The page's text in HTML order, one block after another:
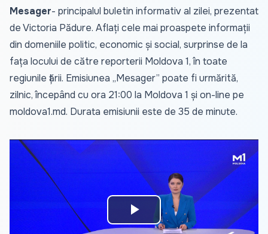
Mesager- principalul buletin informativ al zilei, prezentat
de Victoria Pădure. Aflați cele mai proaspete informații
din domeniile politic, economic și social, surprinse de la
fața locului de către reporterii Moldova 1, în toate
regiunile țării. Emisiunea „Mesager” poate fi urmărită,
zilnic, începând cu ora 21:00 la Moldova 1 și on-line pe
moldova1.md. Durata emisiunii este de 35 de minute.
Play